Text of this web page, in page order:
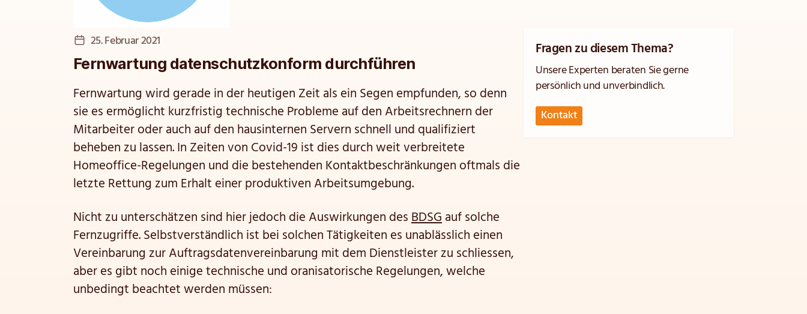
Veröffentlichungsdatum
25. Februar 2021
Fernwartung datenschutzkonform durchführen
Fernwartung wird gerade in der heutigen Zeit als ein Segen empfunden, so denn
sie es ermöglicht kurzfristig technische Probleme auf den Arbeitsrechnern der
Mitarbeiter oder auch auf den hausinternen Servern schnell und qualifiziert
beheben zu lassen. In Zeiten von Covid-19 ist dies durch weit verbreitete
Homeoffice-Regelungen und die bestehenden Kontaktbeschränkungen oftmals die
letzte Rettung zum Erhalt einer produktiven Arbeitsumgebung.
Nicht zu unterschätzen sind hier jedoch die Auswirkungen desBDSGauf solche
Fernzugriffe. Selbstverständlich ist bei solchen Tätigkeiten es unablässlich einen
Vereinbarung zur Auftragsdatenvereinbarung mit dem Dienstleister zu schliessen,
aber es gibt noch einige technische und oranisatorische Regelungen, welche
unbedingt beachtet werden müssen:
Fragen zu diesem Thema?
Unsere Experten beraten Sie gerne
persönlich und unverbindlich.
Kontakt